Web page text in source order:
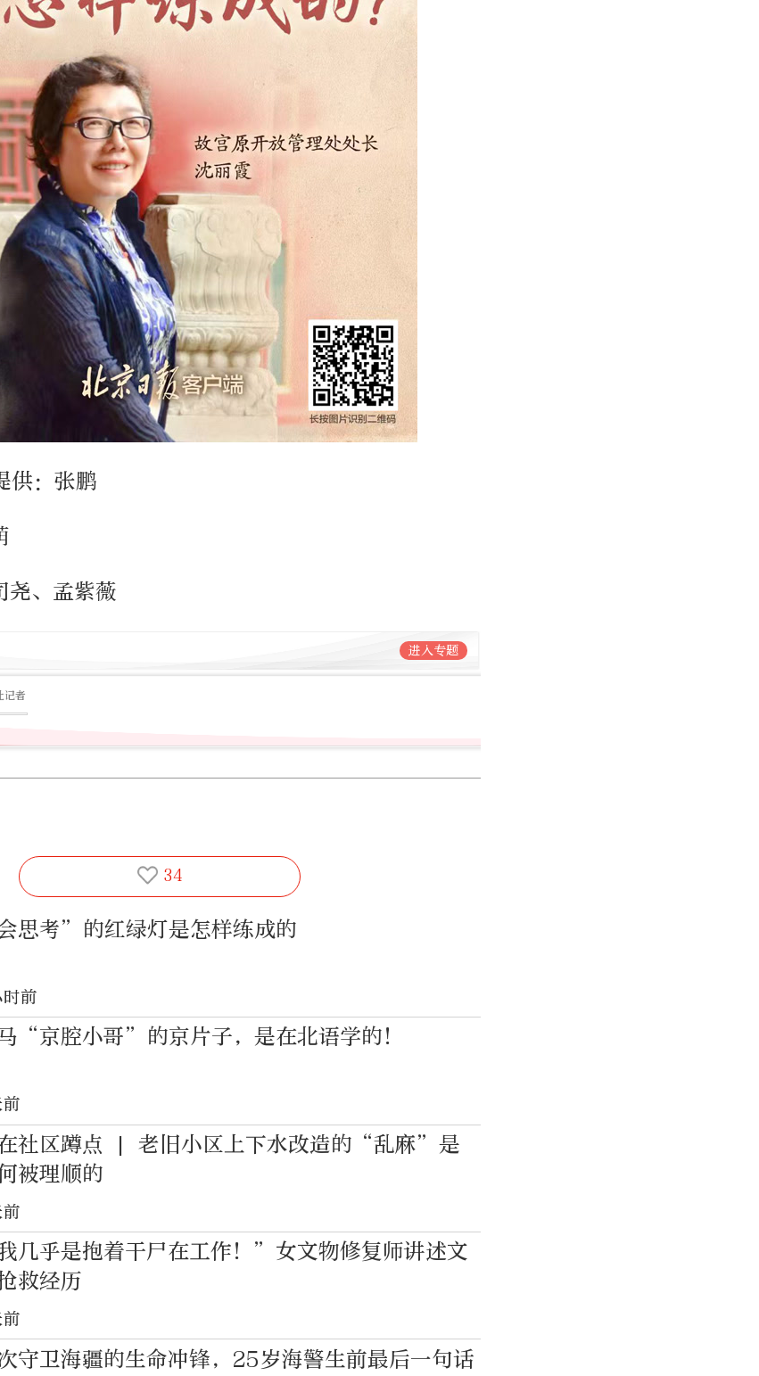
供：张鹏
尧、孟紫薇
进入专题
记者
34
思考”的红绿灯是怎样练成的
前
“京腔小哥”的京片子，是在北语学的！
社区蹲点 | 老旧小区上下水改造的“乱麻”是
被理顺的
几乎是抱着干尸在工作！”女文物修复师讲述文
救经历
守卫海疆的生命冲锋，25岁海警生前最后一句话